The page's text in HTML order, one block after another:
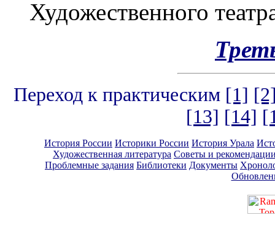
Художественного
Переход к практическим [1]
[13] [14]
История России Историки России История Урала
Художественная литература Советы и
Проблемные задания Библиотеки Документы